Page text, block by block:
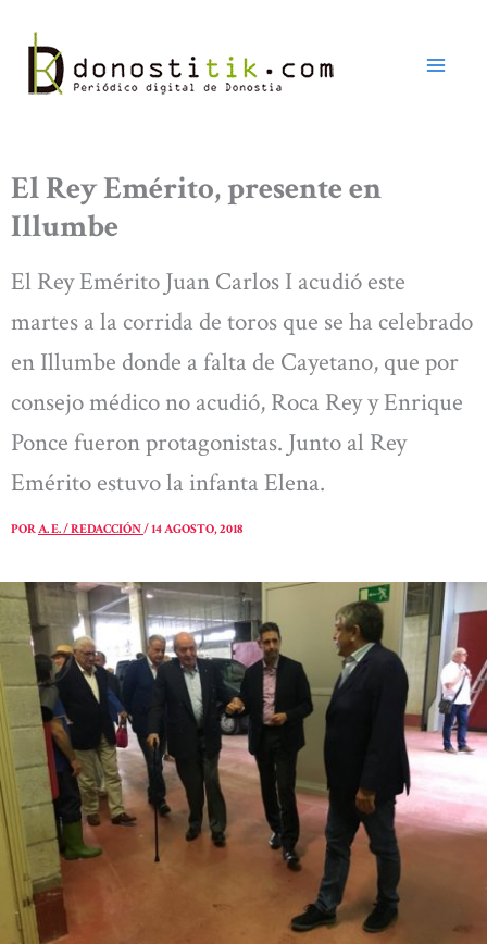
contenido
El Rey Emérito, presente en
Illumbe
El Rey Emérito Juan Carlos I acudió este
martes a la corrida de toros que se ha celebrado
en Illumbe donde a falta de Cayetano, que por
consejo médico no acudió, Roca Rey y Enrique
Ponce fueron protagonistas. Junto al Rey
Emérito estuvo la infanta Elena.
PORA. E. / REDACCIÓN/14 AGOSTO, 2018